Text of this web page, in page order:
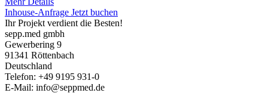
Inhouse-Anfrage Jetzt buchen
Ihr Projekt verdient die Besten!
sepp.med gmbh
Gewerbering 9
91341 Röttenbach
Deutschland
Telefon: +49 9195 931-0
E-Mail: info@seppmed.de